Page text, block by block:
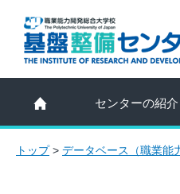
センターの紹介
トップ> データベース（職業能